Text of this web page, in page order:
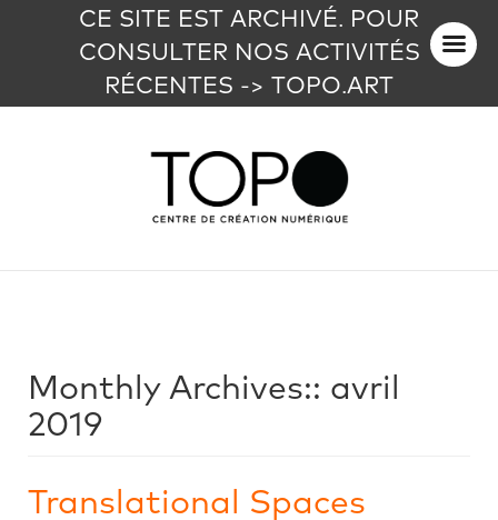
CE SITE EST ARCHIVÉ. POUR
CONSULTER NOS ACTIVITÉS
RÉCENTES -> TOPO.ART
Monthly Archives:: avril
2019
Translational Spaces